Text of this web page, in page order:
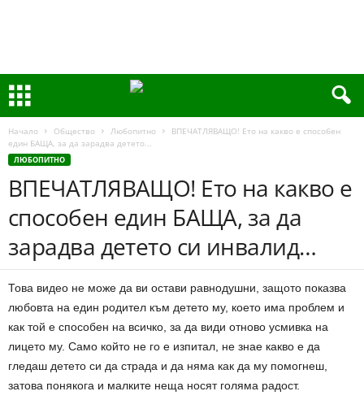
Начало Общество Любопитно
ВПЕЧАТЛЯВАЩО! Ето на какво е способен
един БАЩА, за да зарадва детето...
ЛЮБОПИТНО
ВПЕЧАТЛЯВАЩО! Ето на какво е
способен един БАЩА, за да
зарадва детето си инвалид…
Това видео не може да ви остави равнодушни, защото показва
любовта на един родител към детето му, което има проблем и
как той е способен на всичко, за да види отново усмивка на
лицето му. Само който не го е изпитал, не знае какво е да
гледаш детето си да страда и да няма как да му помогнеш,
затова понякога и малките неща носят голяма радост.